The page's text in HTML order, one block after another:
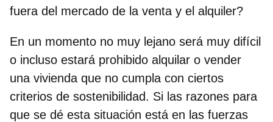
fuera del mercado de la venta y el alquiler?
En un momento no muy lejano será muy difícil
o incluso estará prohibido alquilar o vender
una vivienda que no cumpla con ciertos
criterios de sostenibilidad. Si las razones para
que se dé esta situación está en las fuerzas